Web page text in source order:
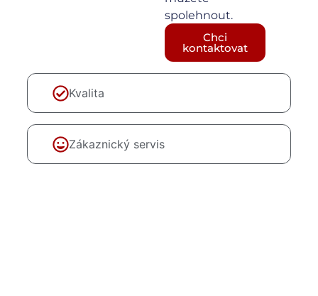
Kvalita
Zákaznický servis
spolehnout.
Chci
kontaktovat